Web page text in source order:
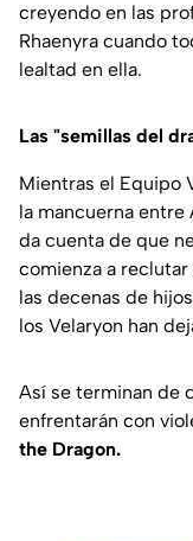
creyendo en las
Rhaenyra cuando
lealtad en ella.
Las "semillas del
Mientras el Equipo
la mancuerna entre
da cuenta de que
comienza a
las decenas de
los Velaryon han
Así se terminan de
enfrentarán con
the Dragon.